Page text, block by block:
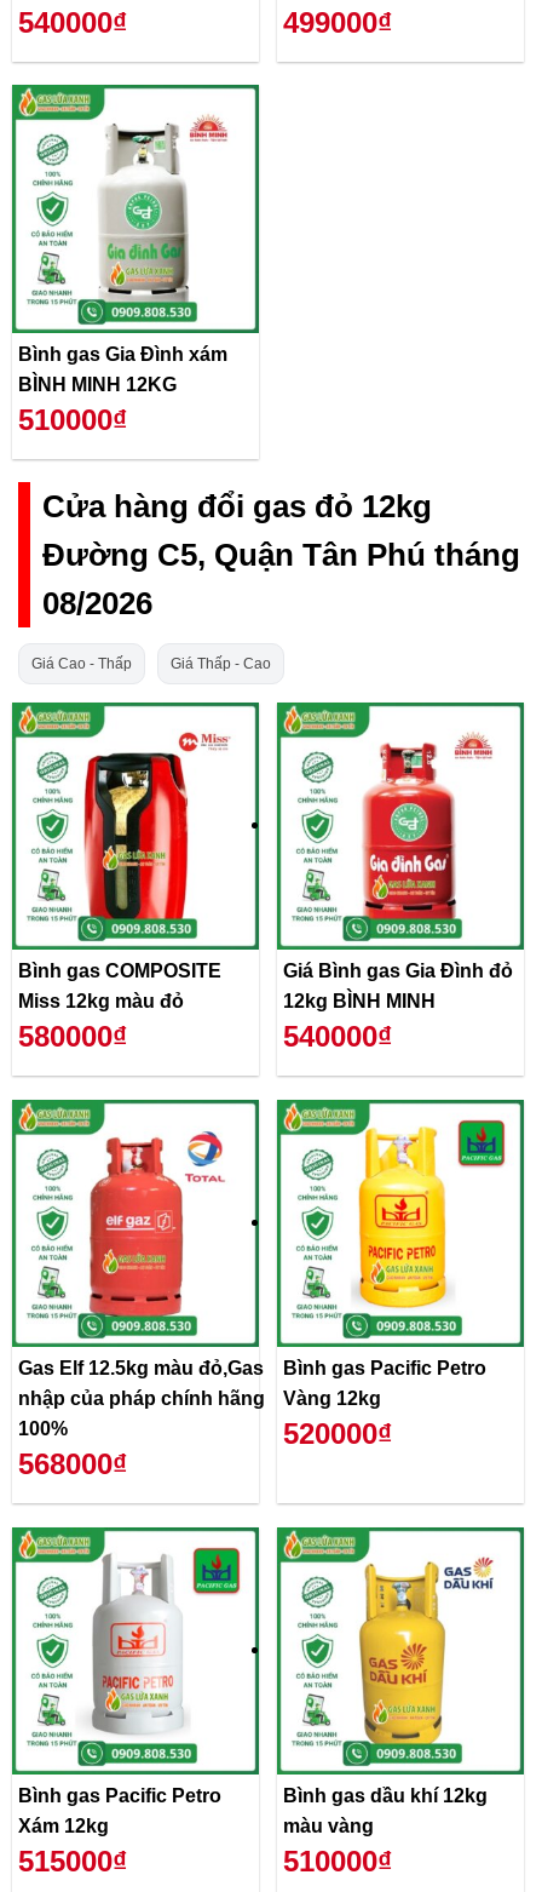
540000₫ 499000₫
Bình gas Gia Đình xám
BÌNH MINH 12KG
510000₫
Cửa hàng đổi gas đỏ 12kg
Đường C5, Quận Tân Phú tháng
08/2026
Giá Cao - Thấp Giá Thấp - Cao
Bình gas COMPOSITE
Miss 12kg màu đỏ
580000₫
Giá Bình gas Gia Đình đỏ
12kg BÌNH MINH
540000₫
Gas Elf 12.5kg màu đỏ,Gas
nhập của pháp chính hãng
100%
568000₫
Bình gas Pacific Petro
Vàng 12kg
520000₫
Bình gas Pacific Petro
Xám 12kg
515000₫
Bình gas dầu khí 12kg
màu vàng
510000₫